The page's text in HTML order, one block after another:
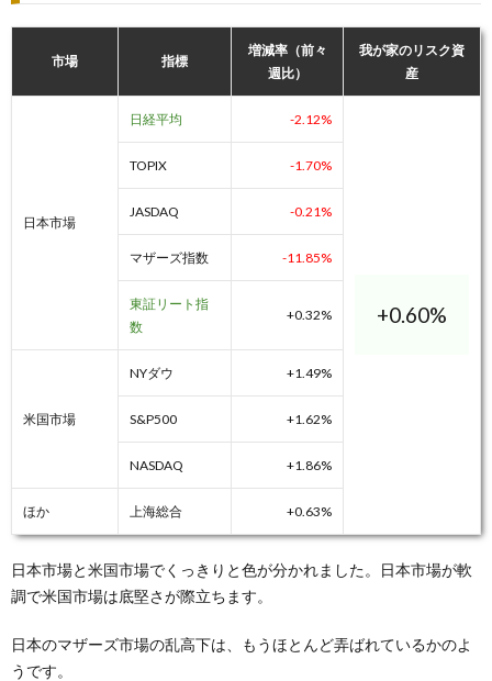
市場 指標
増減率（前々
週比）
我が家のリスク資
産
日本市場
日経平均 -2.12%
+0.60%
TOPIX -1.70%
JASDAQ -0.21%
マザーズ指数 -11.85%
東証リート指
数
+0.32%
米国市場
NYダウ +1.49%
S&P500 +1.62%
NASDAQ +1.86%
ほか 上海総合 +0.63%
日本市場と米国市場でくっきりと色が分かれました。日本市場が軟
調で米国市場は底堅さが際立ちます。
日本のマザーズ市場の乱高下は、もうほとんど弄ばれているかのよ
うです。